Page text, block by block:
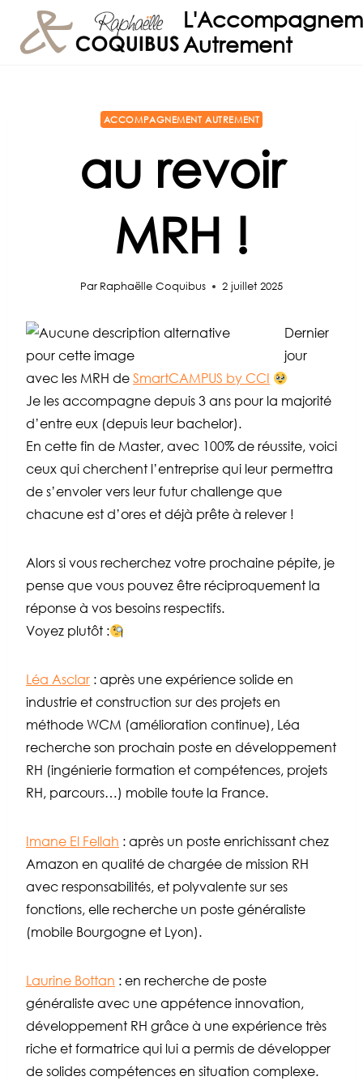
contenu
Autrement
ACCOMPAGNEMENT AUTREMENT
au revoir
MRH !
Par Raphaëlle Coquibus 2 juillet 2025
Dernier
jour
avec les MRH de SmartCAMPUS by CCI
Je les accompagne depuis 3 ans pour la majorité
d’entre eux (depuis leur bachelor).
En cette fin de Master, avec 100% de réussite, voici
ceux qui cherchent l’entreprise qui leur permettra
de s’envoler vers leur futur challenge que
chacune est d’ores et déjà prête à relever !
Alors si vous recherchez votre prochaine pépite, je
pense que vous pouvez être réciproquement la
réponse à vos besoins respectifs.
Voyez plutôt :
Léa Asclar : après une expérience solide en
industrie et construction sur des projets en
méthode WCM (amélioration continue), Léa
recherche son prochain poste en développement
RH (ingénierie formation et compétences, projets
RH, parcours…) mobile toute la France.
Imane El Fellah : après un poste enrichissant chez
Amazon en qualité de chargée de mission RH
avec responsabilités, et polyvalente sur ses
fonctions, elle recherche un poste généraliste
(mobile Bourgogne et Lyon).
Laurine Bottan : en recherche de poste
généraliste avec une appétence innovation,
développement RH grâce à une expérience très
riche et formatrice qui lui a permis de développer
de solides compétences en situation complexe.